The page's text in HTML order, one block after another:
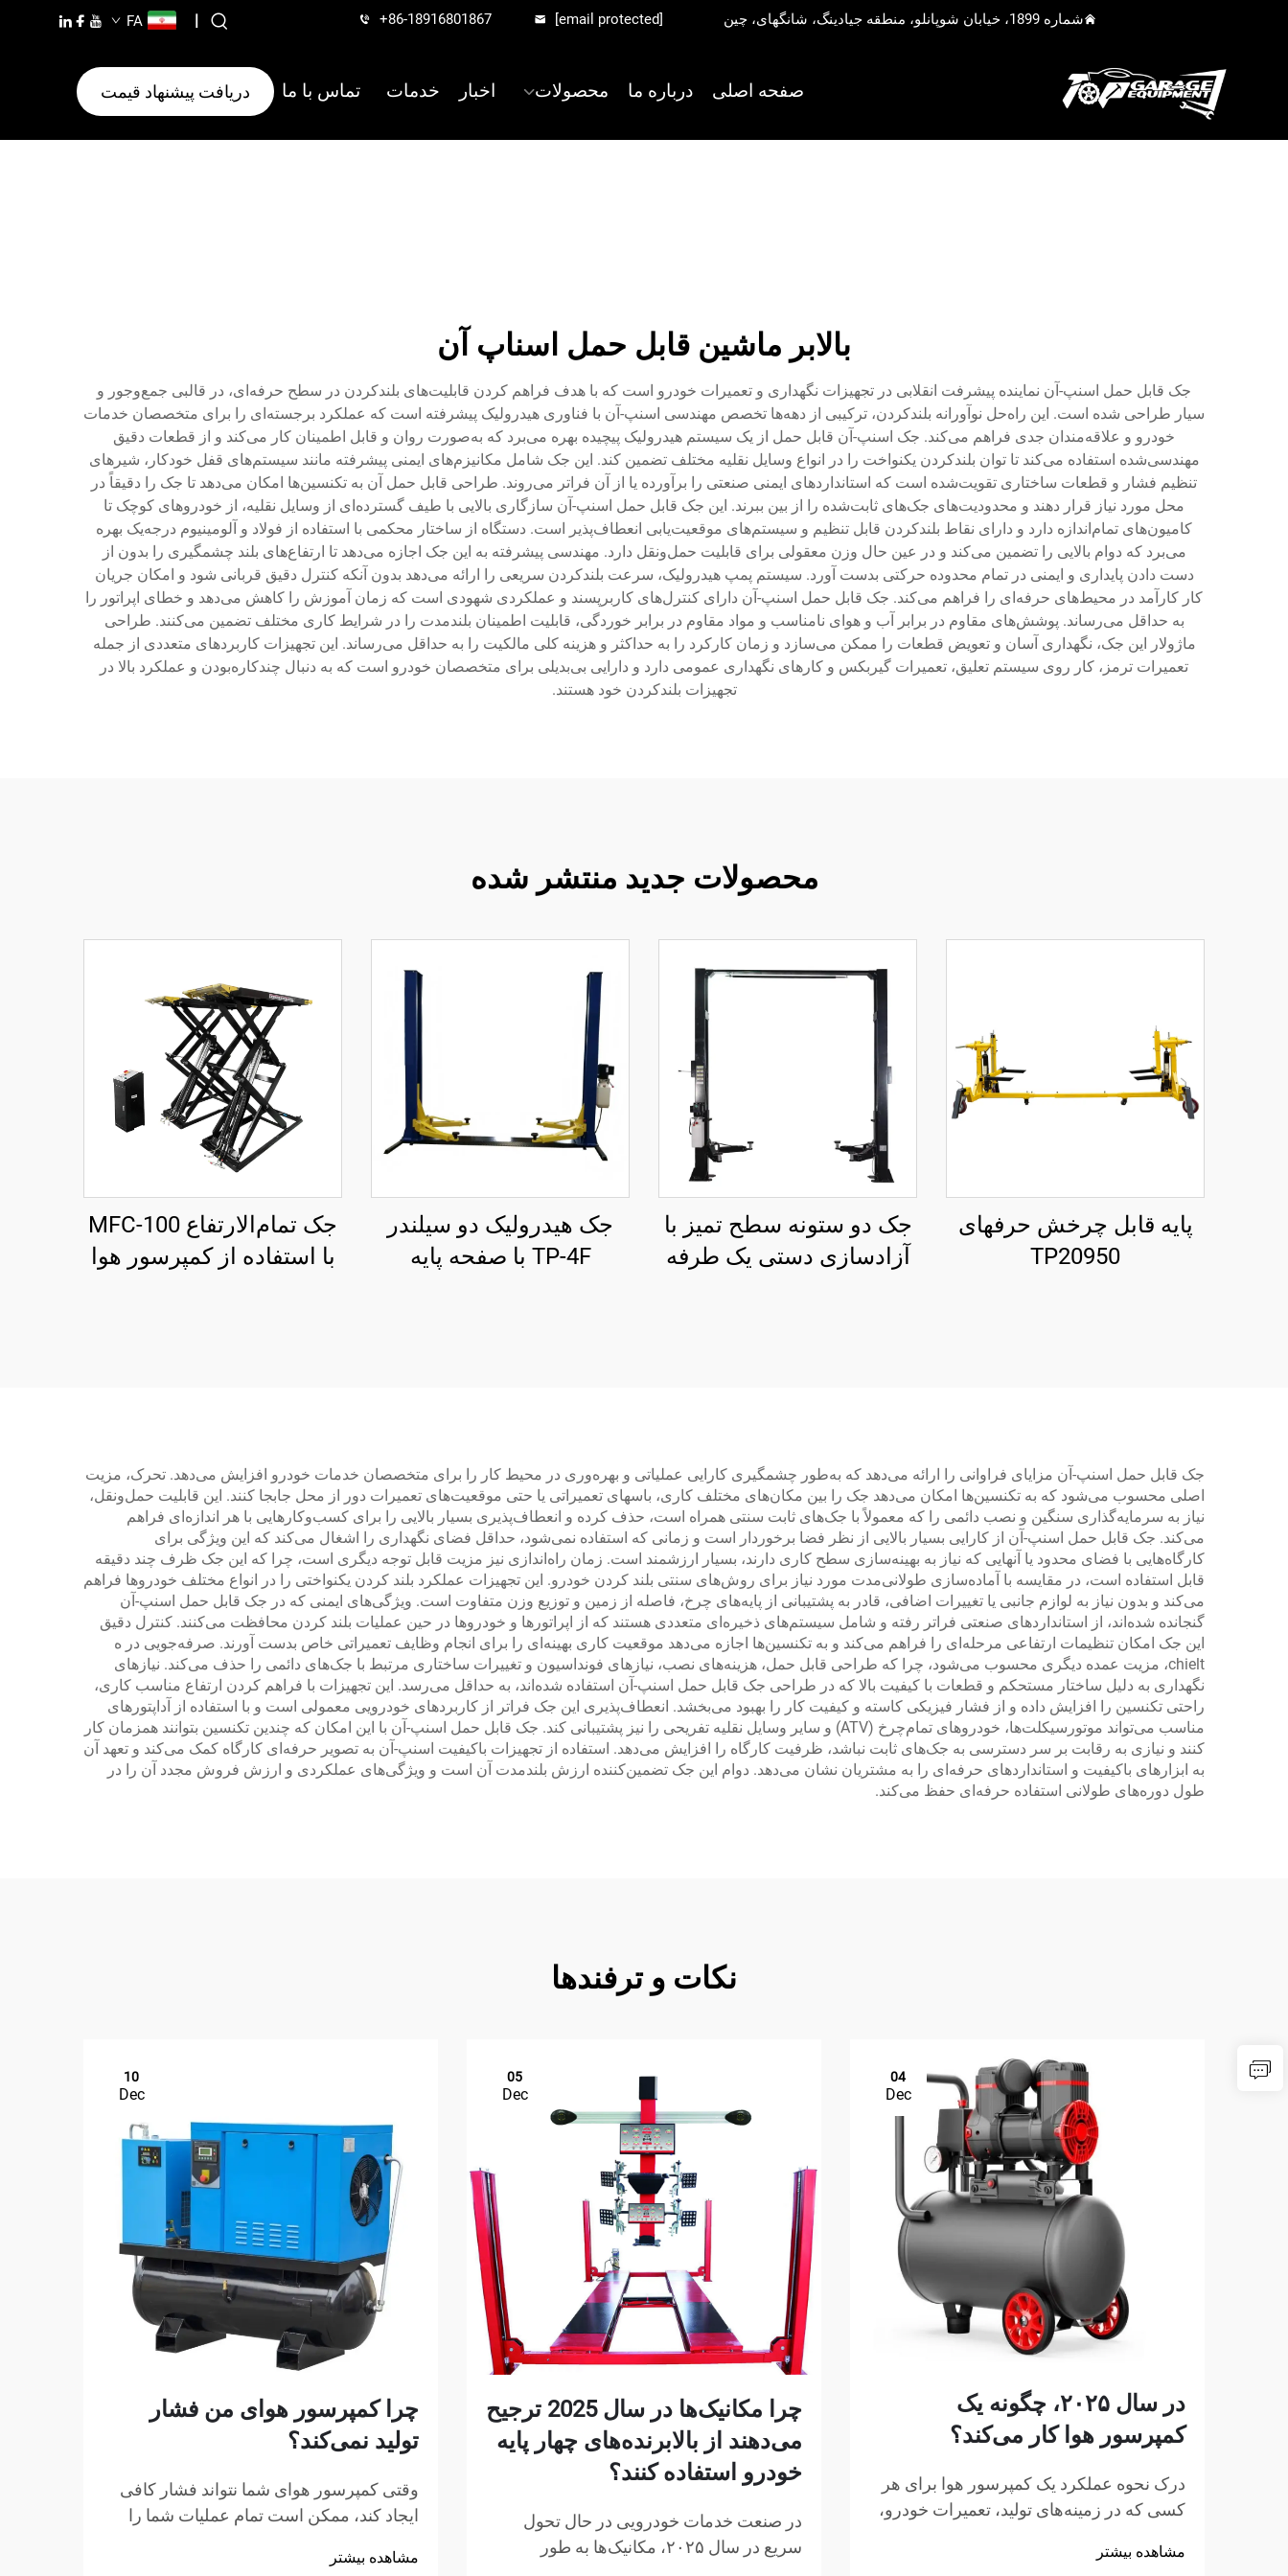
شماره 1899، خیابان شوپانلو، منطقه جیادینگ، شانگهای، چین +86-18916801867 [email protected]
|
FA
صفحه اصلی درباره ما محصولات اخبار خدمات تماس با ما دریافت پیشنهاد قیمت
بالابر ماشین قابل حمل اسناپ آن
جک قابل حمل اسنپ-آن نماینده پیشرفت انقلابی در تجهیزات نگهداری و تعمیرات خودرو است که با هدف فراهم کردن قابلیت‌های بلندکردن در سطح حرفه‌ای، در قالبی جمع‌وجور و
سیار طراحی شده است. این راه‌حل نوآورانه بلندکردن، ترکیبی از دهه‌ها تخصص مهندسی اسنپ-آن با فناوری هیدرولیک پیشرفته است که عملکرد برجسته‌ای را برای متخصصان خدمات
خودرو و علاقه‌مندان جدی فراهم می‌کند. جک اسنپ-آن قابل حمل از یک سیستم هیدرولیک پیچیده بهره می‌برد که به‌صورت روان و قابل اطمینان کار می‌کند و از قطعات دقیق
مهندسی‌شده استفاده می‌کند تا توان بلندکردن یکنواخت را در انواع وسایل نقلیه مختلف تضمین کند. این جک شامل مکانیزم‌های ایمنی پیشرفته مانند سیستم‌های قفل خودکار، شیرهای
تنظیم فشار و قطعات ساختاری تقویت‌شده است که استانداردهای ایمنی صنعتی را برآورده یا از آن فراتر می‌روند. طراحی قابل حمل آن به تکنسین‌ها امکان می‌دهد تا جک را دقیقاً در
محل مورد نیاز قرار دهند و محدودیت‌های جک‌های ثابت‌شده را از بین ببرند. این جک قابل حمل اسنپ-آن سازگاری بالایی با طیف گسترده‌ای از وسایل نقلیه، از خودروهای کوچک تا
کامیون‌های تمام‌اندازه دارد و دارای نقاط بلندکردن قابل تنظیم و سیستم‌های موقعیت‌یابی انعطاف‌پذیر است. دستگاه از ساختار محکمی با استفاده از فولاد و آلومینیوم درجه‌یک بهره
می‌برد که دوام بالایی را تضمین می‌کند و در عین حال وزن معقولی برای قابلیت حمل‌ونقل دارد. مهندسی پیشرفته به این جک اجازه می‌دهد تا ارتفاع‌های بلند چشمگیری را بدون از
دست دادن پایداری و ایمنی در تمام محدوده حرکتی بدست آورد. سیستم پمپ هیدرولیک، سرعت بلندکردن سریعی را ارائه می‌دهد بدون آنکه کنترل دقیق قربانی شود و امکان جریان
کار کارآمد در محیط‌های حرفه‌ای را فراهم می‌کند. جک قابل حمل اسنپ-آن دارای کنترل‌های کاربرپسند و عملکردی شهودی است که زمان آموزش را کاهش می‌دهد و خطای اپراتور را
به حداقل می‌رساند. پوشش‌های مقاوم در برابر آب و هوای نامناسب و مواد مقاوم در برابر خوردگی، قابلیت اطمینان بلندمدت را در شرایط کاری مختلف تضمین می‌کنند. طراحی
ماژولار این جک، نگهداری آسان و تعویض قطعات را ممکن می‌سازد و زمان کارکرد را به حداکثر و هزینه کلی مالکیت را به حداقل می‌رساند. این تجهیزات کاربردهای متعددی از جمله
تعمیرات ترمز، کار روی سیستم تعلیق، تعمیرات گیربکس و کارهای نگهداری عمومی دارد و دارایی بی‌بدیلی برای متخصصان خودرو است که به دنبال چندکاره‌بودن و عملکرد بالا در
تجهیزات بلندکردن خود هستند.
محصولات جدید منتشر شده
پایه قابل چرخش حرفهای
TP20950
جک دو ستونه سطح تمیز با
آزادسازی دستی یک طرفه
جک هیدرولیک دو سیلندر
TP-4F با صفحه پایه
جک تمام‌الارتفاع MFC-100
با استفاده از کمپرسور هوا
جک قابل حمل اسنپ-آن مزایای فراوانی را ارائه می‌دهد که به‌طور چشمگیری کارایی عملیاتی و بهره‌وری در محیط کار را برای متخصصان خدمات خودرو افزایش می‌دهد. تحرک، مزیت
اصلی محسوب می‌شود که به تکنسین‌ها امکان می‌دهد جک را بین مکان‌های مختلف کاری، باسهای تعمیراتی یا حتی موقعیت‌های تعمیرات دور از محل جابجا کنند. این قابلیت حمل‌ونقل،
نیاز به سرمایه‌گذاری سنگین و نصب دائمی را که معمولاً با جک‌های ثابت سنتی همراه است، حذف کرده و انعطاف‌پذیری بسیار بالایی را برای کسب‌وکارهایی با هر اندازه‌ای فراهم
می‌کند. جک قابل حمل اسنپ-آن از کارایی بسیار بالایی از نظر فضا برخوردار است و زمانی که استفاده نمی‌شود، حداقل فضای نگهداری را اشغال می‌کند که این ویژگی برای
کارگاه‌هایی با فضای محدود یا آنهایی که نیاز به بهینه‌سازی سطح کاری دارند، بسیار ارزشمند است. زمان راه‌اندازی نیز مزیت قابل توجه دیگری است، چرا که این جک ظرف چند دقیقه
قابل استفاده است، در مقایسه با آماده‌سازی طولانی‌مدت مورد نیاز برای روش‌های سنتی بلند کردن خودرو. این تجهیزات عملکرد بلند کردن یکنواختی را در انواع مختلف خودروها فراهم
می‌کند و بدون نیاز به لوازم جانبی یا تغییرات اضافی، قادر به پشتیبانی از پایه‌های چرخ، فاصله از زمین و توزیع وزن متفاوت است. ویژگی‌های ایمنی که در جک قابل حمل اسنپ-آن
گنجانده شده‌اند، از استانداردهای صنعتی فراتر رفته و شامل سیستم‌های ذخیره‌ای متعددی هستند که از اپراتورها و خودروها در حین عملیات بلند کردن محافظت می‌کنند. کنترل دقیق
این جک امکان تنظیمات ارتفاعی مرحله‌ای را فراهم می‌کند و به تکنسین‌ها اجازه می‌دهد موقعیت کاری بهینه‌ای را برای انجام وظایف تعمیراتی خاص بدست آورند. صرفه‌جویی در ه
chielt، مزیت عمده دیگری محسوب می‌شود، چرا که طراحی قابل حمل، هزینه‌های نصب، نیازهای فونداسیون و تغییرات ساختاری مرتبط با جک‌های دائمی را حذف می‌کند. نیازهای
نگهداری به دلیل ساختار مستحکم و قطعات با کیفیت بالا که در طراحی جک قابل حمل اسنپ-آن استفاده شده‌اند، به حداقل می‌رسد. این تجهیزات با فراهم کردن ارتفاع مناسب کاری،
راحتی تکنسین را افزایش داده و از فشار فیزیکی کاسته و کیفیت کار را بهبود می‌بخشد. انعطاف‌پذیری این جک فراتر از کاربردهای خودرویی معمولی است و با استفاده از آداپتورهای
مناسب می‌تواند موتورسیکلت‌ها، خودروهای تمام‌چرخ (ATV) و سایر وسایل نقلیه تفریحی را نیز پشتیبانی کند. جک قابل حمل اسنپ-آن با این امکان که چندین تکنسین بتوانند همزمان کار
کنند و نیازی به رقابت بر سر دسترسی به جک‌های ثابت نباشد، ظرفیت کارگاه را افزایش می‌دهد. استفاده از تجهیزات باکیفیت اسنپ-آن به تصویر حرفه‌ای کارگاه کمک می‌کند و تعهد آن
به ابزارهای باکیفیت و استانداردهای حرفه‌ای را به مشتریان نشان می‌دهد. دوام این جک تضمین‌کننده ارزش بلندمدت آن است و ویژگی‌های عملکردی و ارزش فروش مجدد آن را در
طول دوره‌های طولانی استفاده حرفه‌ای حفظ می‌کند.
نکات و ترفندها
04
Dec
در سال ۲۰۲۵، چگونه یک
کمپرسور هوا کار می‌کند؟
درک نحوه عملکرد یک کمپرسور هوا برای هر
کسی که در زمینه‌های تولید، تعمیرات خودرو،
فعالیت می‌کند، ضروری است. کمپرسور هوا
مشاهده بیشتر
05
Dec
چرا مکانیک‌ها در سال 2025 ترجیح
می‌دهند از بالابرنده‌های چهار پایه
خودرو استفاده کنند؟
در صنعت خدمات خودرویی در حال تحول
سریع در سال ۲۰۲۵، مکانیک‌ها به طور
10
Dec
چرا کمپرسور هوای من فشار
تولید نمی‌کند؟
وقتی کمپرسور هوای شما نتواند فشار کافی
ایجاد کند، ممکن است تمام عملیات شما را
بیشماری از کارگاه‌ها، گاراژها و تأسیسات
مشاهده بیشتر